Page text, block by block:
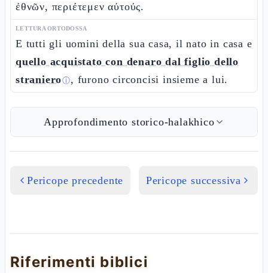
ἐθνῶν, περιέτεμεν αὐτούς.
LETTURA ORTODOSSA
E tutti gli uomini della sua casa, il nato in casa e
quello acquistato con denaro dal figlio dello
stranieroⓘ, furono circoncisi insieme a lui.
Approfondimento storico-halakhico
Pericope precedente Pericope successiva
Riferimenti biblici